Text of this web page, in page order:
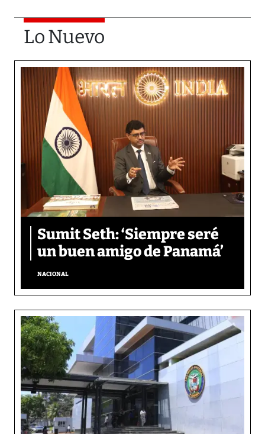
Lo Nuevo
Sumit Seth: ‘Siempre seré
un buen amigo de Panamá’
NACIONAL